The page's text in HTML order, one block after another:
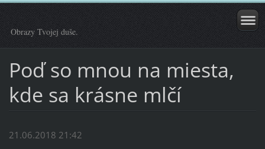
Obrazy Tvojej duše.
Poď so mnou na miesta,
kde sa krásne mlčí
21.06.2018 21:42